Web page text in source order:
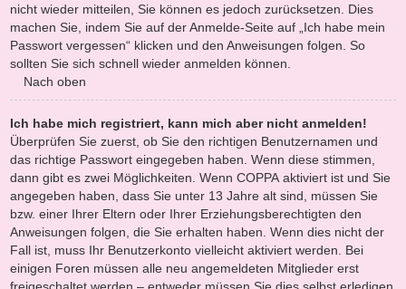
nicht wieder mitteilen, Sie können es jedoch zurücksetzen. Dies
machen Sie, indem Sie auf der Anmelde-Seite auf „Ich habe mein
Passwort vergessen“ klicken und den Anweisungen folgen. So
sollten Sie sich schnell wieder anmelden können.
Nach oben
Ich habe mich registriert, kann mich aber nicht anmelden!
Überprüfen Sie zuerst, ob Sie den richtigen Benutzernamen und
das richtige Passwort eingegeben haben. Wenn diese stimmen,
dann gibt es zwei Möglichkeiten. Wenn COPPAaktiviert ist und Sie
angegeben haben, dass Sie unter 13 Jahre alt sind, müssen Sie
bzw. einer Ihrer Eltern oder Ihrer Erziehungsberechtigten den
Anweisungen folgen, die Sie erhalten haben. Wenn dies nicht der
Fall ist, muss Ihr Benutzerkonto vielleicht aktiviert werden. Bei
einigen Foren müssen alle neu angemeldeten Mitglieder erst